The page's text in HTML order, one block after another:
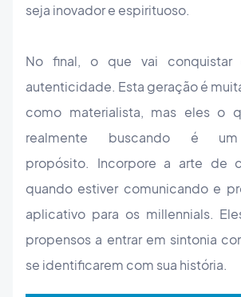
seja inovador e espirituoso.
No final, o que vai
autenticidade. Esta geração é
como materialista, mas eles o
realmente buscando é
propósito. Incorpore a arte de
quando estiver comunicando e
aplicativo para os millennials.
propensos a entrar em sintonia
se identificarem com sua história.